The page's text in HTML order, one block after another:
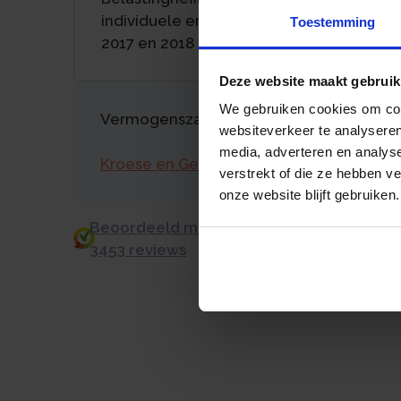
Toestemming
Deze website maakt
We gebruiken cookies om
websiteverkeer te
media, adverteren en
verstrekt of die ze hebben
onze website blijft gebruiken.
individuele en buitensporige last in
2017 en 2018
Vermogenszaken goed regelen?
Kroese en Geraerts
Beoordeeld met een 9.0 uit 10 op basis
3453 reviews